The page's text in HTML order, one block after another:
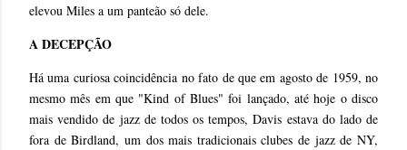
elevou Miles a um panteão só dele.
A DECEPÇÃO
Há uma curiosa coincidência no fato de que em agosto de 1959, no
mesmo mês em que "Kind of Blues" foi lançado, até hoje o disco
mais vendido de jazz de todos os tempos, Davis estava do lado de
fora de Birdland, um dos mais tradicionais clubes de jazz de NY,